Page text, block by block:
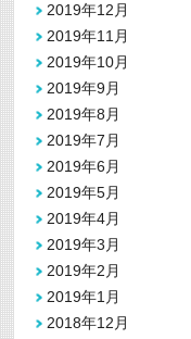
2019年12月
2019年11月
2019年10月
2019年9月
2019年8月
2019年7月
2019年6月
2019年5月
2019年4月
2019年3月
2019年2月
2019年1月
2018年12月